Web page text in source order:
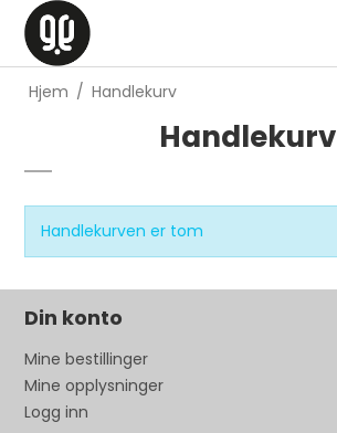
Hjem / Handlekurv
Handlekurv
Handlekurven er tom
Din konto
Mine bestillinger
Mine opplysninger
Logg inn